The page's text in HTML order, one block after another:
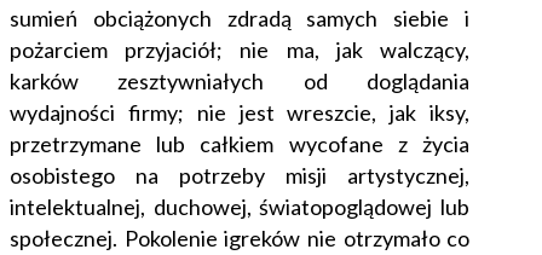
sumień obciążonych zdradą samych siebie i
pożarciem przyjaciół; nie ma, jak walczący,
karków zesztywniałych od doglądania
wydajności firmy; nie jest wreszcie, jak iksy,
przetrzymane lub całkiem wycofane z życia
osobistego na potrzeby misji artystycznej,
intelektualnej, duchowej, światopoglądowej lub
społecznej. Pokolenie igreków nie otrzymało co